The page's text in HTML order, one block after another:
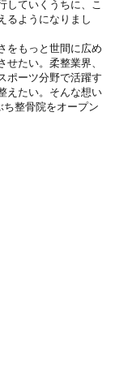
していくうちに、こ
るようになりまし
をもっと世間に広め
たい。柔整業界、
ポーツ分野で活躍す
えたい。そんな想い
整骨院をオープン